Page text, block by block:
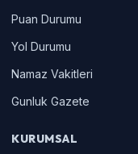
Puan Durumu
Yol Durumu
Namaz Vakitleri
Gunluk Gazete
KURUMSAL